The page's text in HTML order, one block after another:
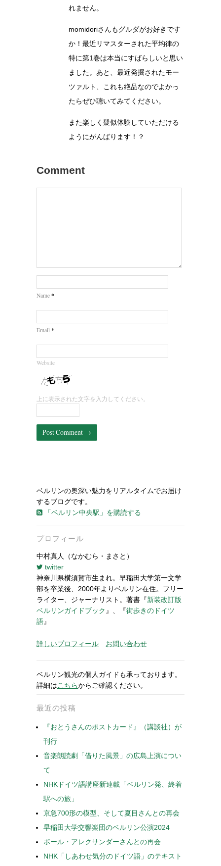
れません。
momidoriさんもグルダがお好きです
か！最近リマスターされた平均律の
特に第1巻は本当にすばらしいと思い
ました。あと、最近発掘されたモー
ツァルト、これも絶品なのでよかっ
たらぜひ聴いてみてください。
また楽しく疑似体験していただける
ようにがんばります！？
Comment
Name *
Email *
Website
上に表示された文字を入力してください。
ベルリンの奥深い魅力をリアルタイムでお届け
するブログです。
「ベルリン中央駅」を購読する
プロフィール
中村真人（なかむら・まさと）
twitter
神奈川県横須賀市生まれ。早稲田大学第一文学
部を卒業後、2000年よりベルリン在住。フリー
ライター、ジャーナリスト。著書『新装改訂版
ベルリンガイドブック』、『街歩きのドイツ
語』
詳しいプロフィール お問い合わせ
ベルリン観光の個人ガイドも承っております。
詳細はこちらからご確認ください。
最近の投稿
『おとうさんのポストカード』（講談社）が
刊行
音楽朗読劇「借りた風景」の広島上演につい
て
NHKドイツ語講座新連載「ベルリン発、終着
駅への旅」
京急700形の模型、そして夏目さんとの再会
早稲田大学交響楽団のベルリン公演2024
ポール・アレクサンダーさんとの再会
NHK「しあわせ気分のドイツ語」のテキスト